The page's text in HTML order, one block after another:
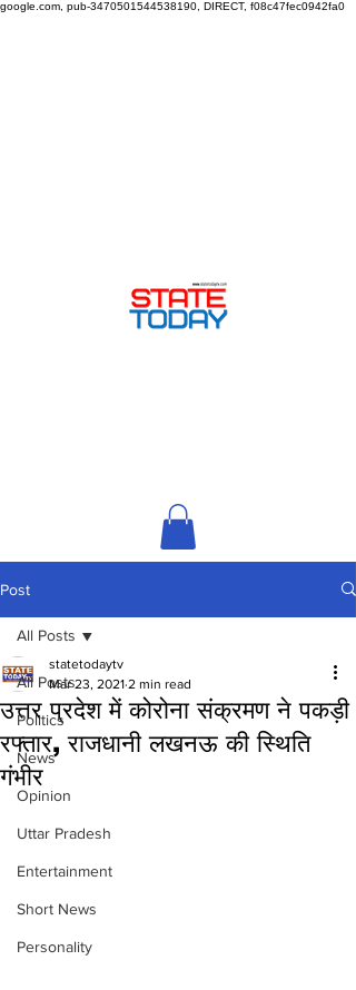
google.com, pub-3470501544538190, DIRECT, f08c47fec0942fa0
Post
All Posts
Politics
News
Opinion
Uttar Pradesh
Entertainment
Short News
Personality
All Posts
उत्तर प्रदेश में कोरोना संक्रमण ने पकड़ी
रफ्तार, राजधानी लखनऊ की स्थिति
गंभीर
statetodaytv
Mar 23, 2021 2 min read